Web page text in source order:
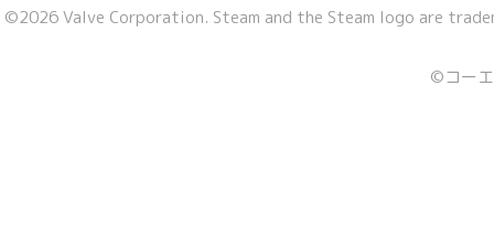
©2026 Valve Corporation. Steam and the Steam logo are
©コー